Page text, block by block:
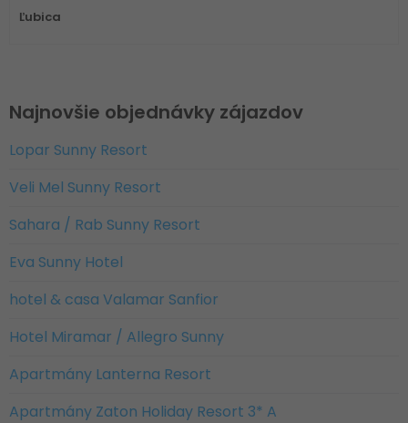
Ľubica
Najnovšie objednávky zájazdov
Lopar Sunny Resort
Veli Mel Sunny Resort
Sahara / Rab Sunny Resort
Eva Sunny Hotel
hotel & casa Valamar Sanfior
Hotel Miramar / Allegro Sunny
Apartmány Lanterna Resort
Apartmány Zaton Holiday Resort 3* A